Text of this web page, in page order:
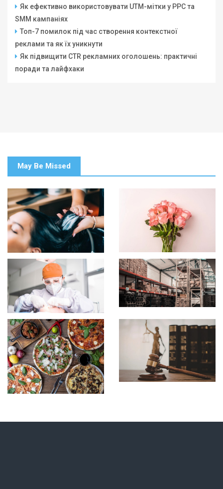
Як ефективно використовувати UTM-мітки у PPC та
SMM кампаніях
Топ-7 помилок під час створення контекстної
реклами та як їх уникнути
Як підвищити CTR рекламних оголошень: практичні
поради та лайфхаки
May Be Missed